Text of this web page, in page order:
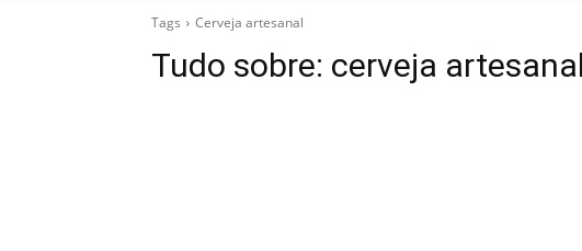
Tags Cerveja artesanal
Tudo sobre: cerveja artesanal